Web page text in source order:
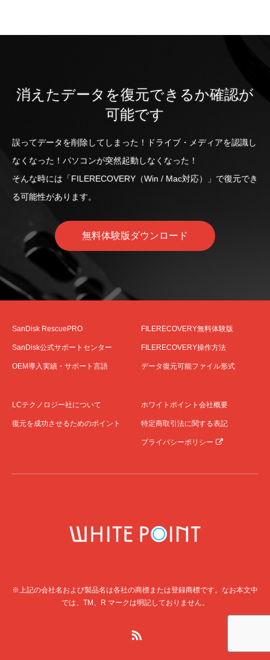
消えたデータを復元できるか確認が
可能です
誤ってデータを削除してしまった！ドライブ・メディアを認識し
なくなった！パソコンが突然起動しなくなった！
そんな時には「FILERECOVERY（Win / Mac対応）」で復元でき
る可能性があります。
無料体験版ダウンロード
SanDisk RescuePRO
SanDisk公式サポートセンター
OEM導入実績・サポート言語
FILERECOVERY無料体験版
FILERECOVERY操作方法
データ復元可能ファイル形式
LCテクノロジー社について
復元を成功させるためのポイント
ホワイトポイント会社概要
特定商取引法に関する表記
プライバシーポリシー
※上記の会社名および製品名は各社の商標または登録商標です。なお本文中
では、TM、R マークは明記しておりません。